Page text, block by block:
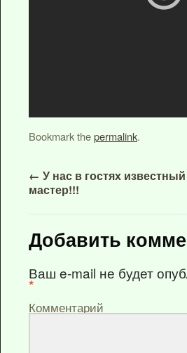
Bookmark thepermalink.
← У нас в гостях известный
мастер!!!
Добавить
Ваш e-mail не будет
*
Комментарий